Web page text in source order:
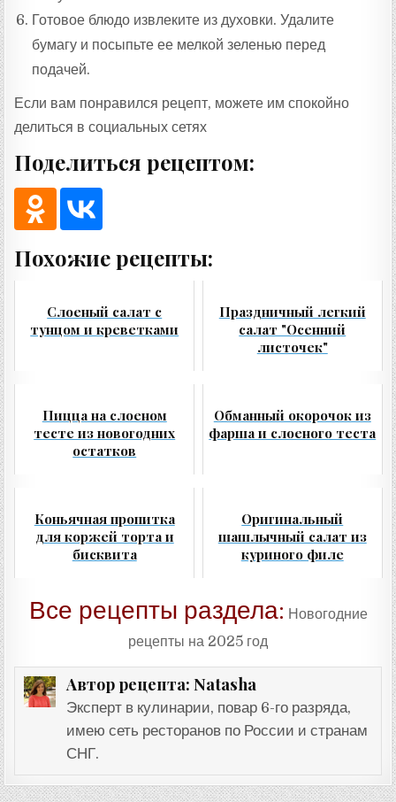
Готовое блюдо извлеките из духовки. Удалите
бумагу и посыпьте ее мелкой зеленью перед
подачей.
Если вам понравился рецепт, можете им спокойно
делиться в социальных сетях
Поделиться рецептом:
Похожие рецепты:
Слоеный салат с
тунцом и креветками
Праздничный легкий
салат "Осенний
листочек"
Пицца на слоеном
тесте из новогодних
остатков
Обманный окорочок из
фарша и слоеного теста
Коньячная пропитка
для коржей торта и
бисквита
Оригинальный
шашлычный салат из
куриного филе
Все рецепты раздела: Новогодние
рецепты на 2025 год
Автор рецепта: Natasha
Эксперт в кулинарии, повар 6-го разряда,
имею сеть ресторанов по России и странам
СНГ.